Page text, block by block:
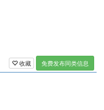
收藏 免费发布同类信息